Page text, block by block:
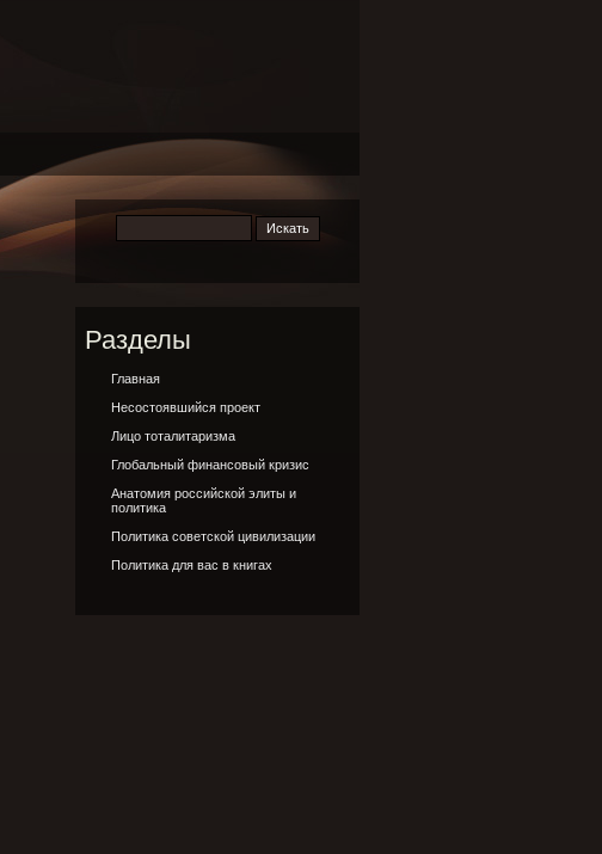
Разделы
Главная
Несостоявшийся проект
Лицо тоталитаризма
Глобальный финансовый кризис
Анатомия российской элиты и
политика
Политика советской цивилизации
Политика для вас в книгах